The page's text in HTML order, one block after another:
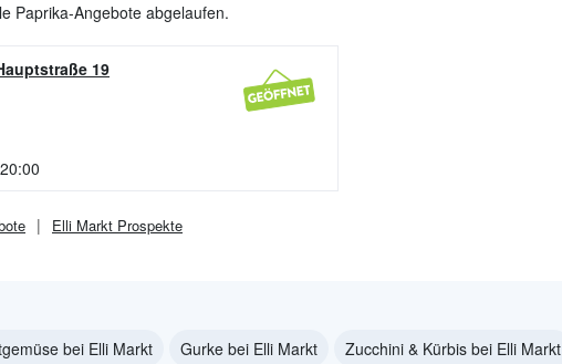
Paprika-Angebote abgelaufen.
19
Elli Markt Prospekte
bei Elli Markt Gurke bei Elli Markt Zucchini & Kürbis bei Elli Markt